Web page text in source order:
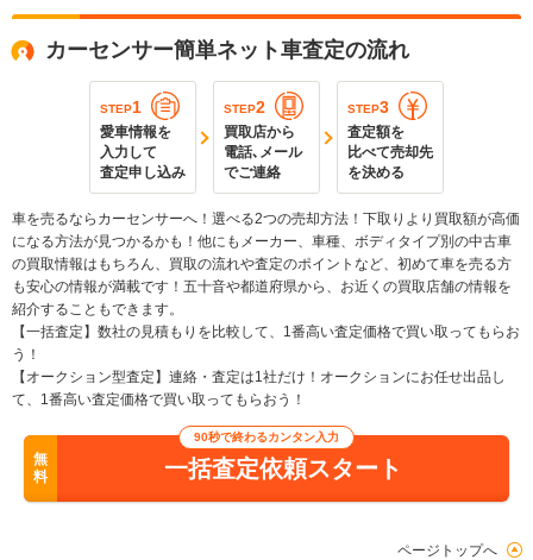
カーセンサー簡単ネット車査定の流れ
STEP1
愛車情報を
入力して
査定申し込み
STEP2
買取店から
電話､メール
でご連絡
STEP3
査定額を
比べて売却先
を決める
車を売るならカーセンサーへ！選べる2つの売却方法！下取りより買取額が高価
になる方法が見つかるかも！他にもメーカー、車種、ボディタイプ別の中古車
の買取情報はもちろん、買取の流れや査定のポイントなど、初めて車を売る方
も安心の情報が満載です！五十音や都道府県から、お近くの買取店舗の情報を
紹介することもできます。
【一括査定】数社の見積もりを比較して、1番高い査定価格で買い取ってもらお
う！
【オークション型査定】連絡・査定は1社だけ！オークションにお任せ出品し
て、1番高い査定価格で買い取ってもらおう！
無
料
90秒で終わるカンタン入力
一括査定依頼スタート
ページトップへ